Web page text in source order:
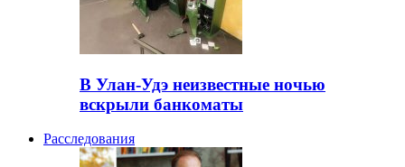
В Улан-Удэ неизвестные ночью
вскрыли банкоматы
Расследования